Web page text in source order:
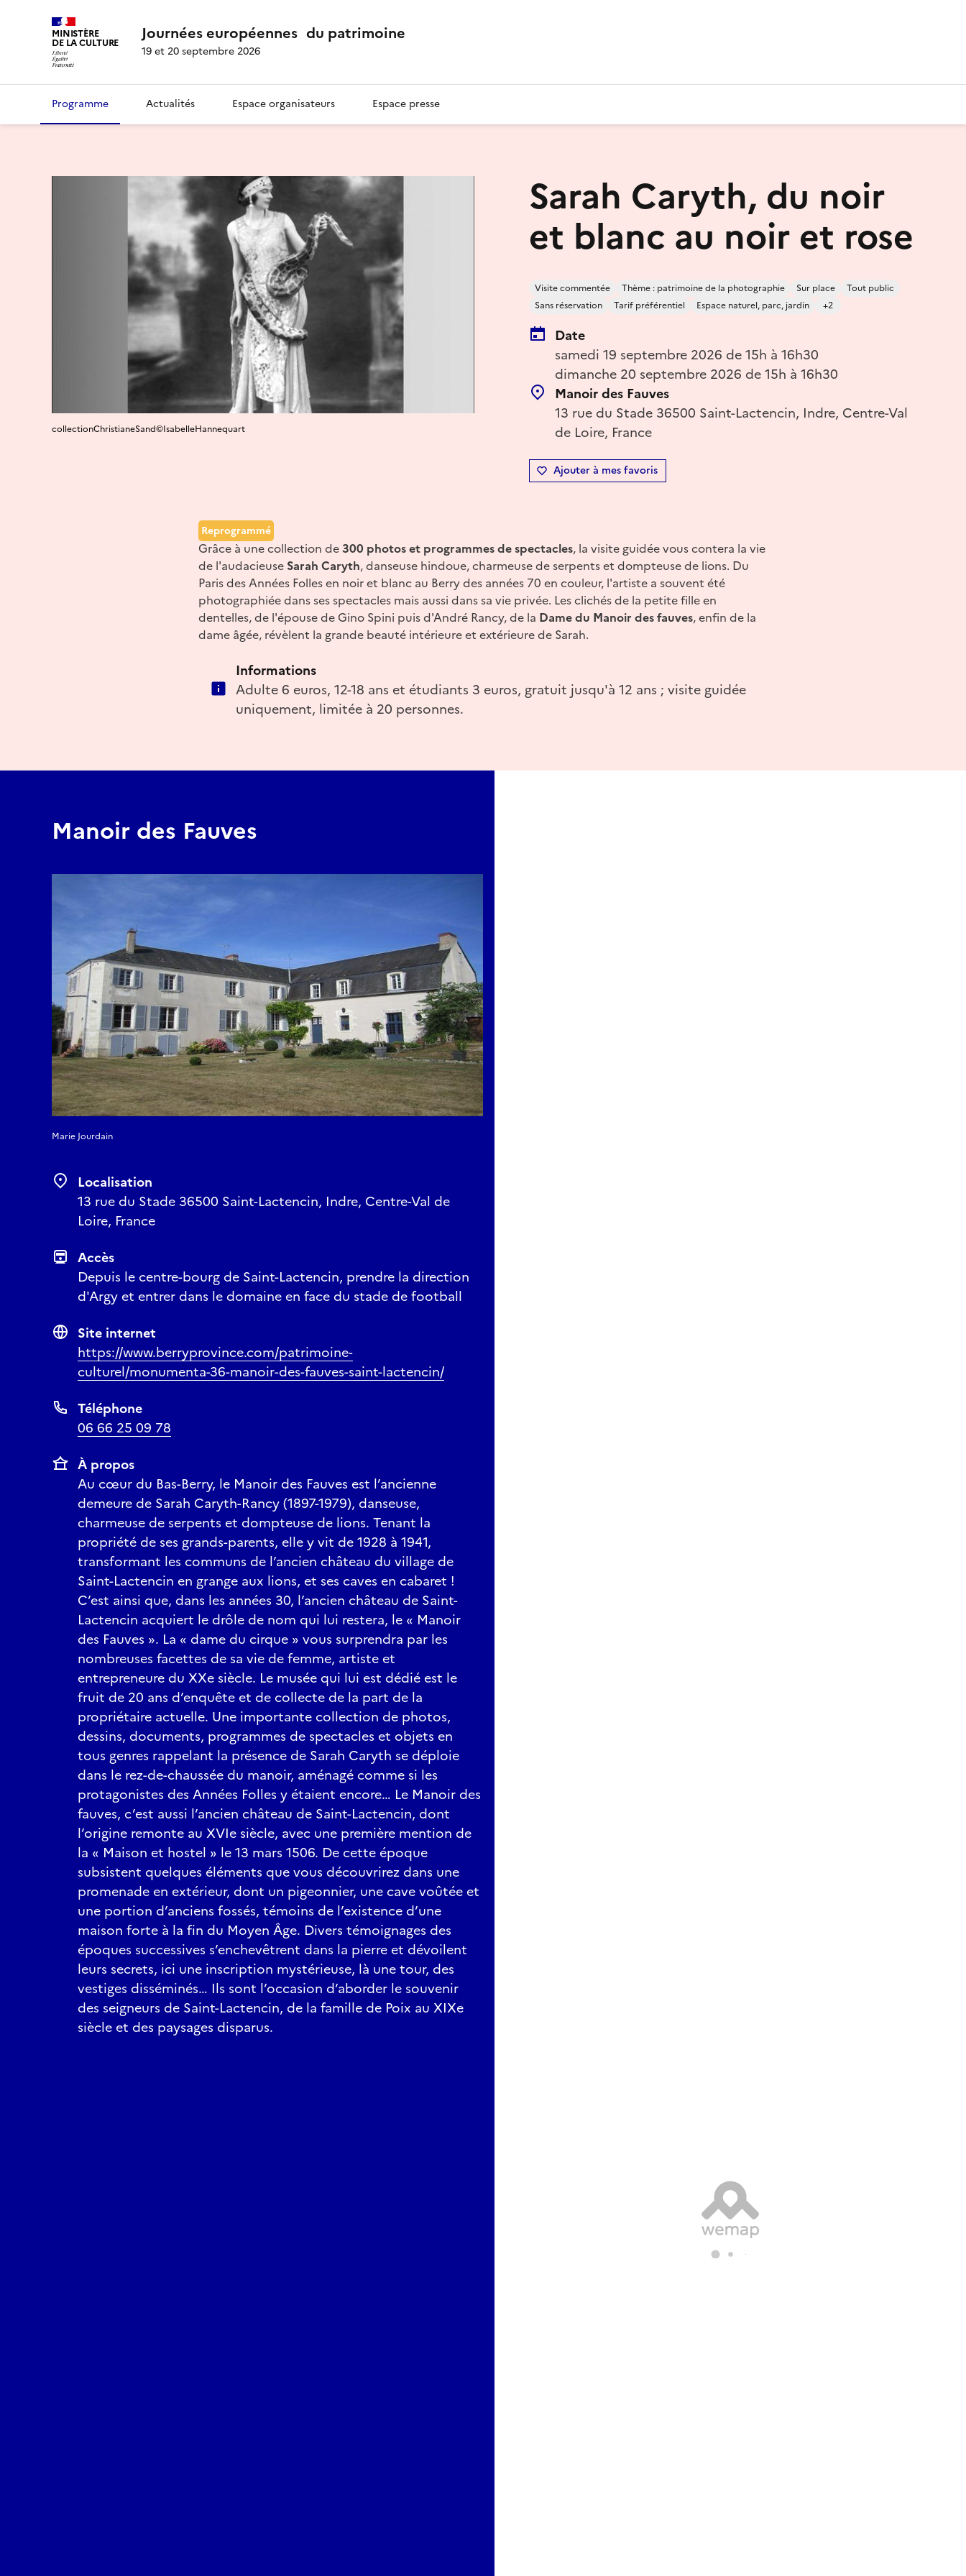
MINISTÈRE
DE LA CULTURE Journées européennes du patrimoine
19 et 20 septembre 2026
Programme Actualités Espace organisateurs Espace presse
Sarah Caryth, du noir
et blanc au noir et rose
Visite commentée Thème : patrimoine de la photographie Sur place
Tout public
Sans réservation
Tarif préférentiel Espace naturel, parc, jardin +2
Date
samedi 19 septembre 2026 de 15h à 16h30
dimanche 20 septembre 2026 de 15h à 16h30
Manoir des Fauves
13 rue du Stade 36500 Saint-Lactencin, Indre, Centre-Val
de Loire, France
Ajouter à mes favoris
collectionChristianeSand©IsabelleHannequart
Reprogrammé
Grâce à une collection de300 photos et programmes de spectacles, la visite guidée vous contera la vie
de l'audacieuse Sarah Caryth, danseuse hindoue, charmeuse de serpents et dompteuse de lions. Du
Paris des Années Folles en noir et blanc au Berry des années 70 en couleur, l'artiste a souvent été
photographiée dans ses spectacles mais aussi dans sa vie privée. Les clichés de la petite fille en
dentelles, de l'épouse de Gino Spini puis d'André Rancy, de la Dame du Manoir des fauves, enfin de la
dame âgée, révèlent la grande beauté intérieure et extérieure de Sarah.
Informations
Adulte 6 euros, 12-18 ans et étudiants 3 euros, gratuit jusqu'à 12 ans ; visite guidée
uniquement, limitée à 20 personnes.
Manoir des Fauves
Marie Jourdain
Localisation
13 rue du Stade 36500 Saint-Lactencin, Indre, Centre-Val de
Loire, France
Accès
Depuis le centre-bourg de Saint-Lactencin, prendre la direction
d'Argy et entrer dans le domaine en face du stade de football
Site internet
https://www.berryprovince.com/patrimoine-
culturel/monumenta-36-manoir-des-fauves-saint-lactencin/
Téléphone
06 66 25 09 78
À propos
Au cœur du Bas-Berry, le Manoir des Fauves est l’ancienne
demeure de Sarah Caryth-Rancy (1897-1979), danseuse,
charmeuse de serpents et dompteuse de lions. Tenant la
propriété de ses grands-parents, elle y vit de 1928 à 1941,
transformant les communs de l’ancien château du village de
Saint-Lactencin en grange aux lions, et ses caves en cabaret !
C’est ainsi que, dans les années 30, l’ancien château de Saint-
Lactencin acquiert le drôle de nom qui lui restera, le « Manoir
des Fauves ». La « dame du cirque » vous surprendra par les
nombreuses facettes de sa vie de femme, artiste et
entrepreneure du XXe siècle. Le musée qui lui est dédié est le
fruit de 20 ans d’enquête et de collecte de la part de la
propriétaire actuelle. Une importante collection de photos,
dessins, documents, programmes de spectacles et objets en
tous genres rappelant la présence de Sarah Caryth se déploie
dans le rez-de-chaussée du manoir, aménagé comme si les
protagonistes des Années Folles y étaient encore… Le Manoir des
fauves, c’est aussi l’ancien château de Saint-Lactencin, dont
l’origine remonte au XVIe siècle, avec une première mention de
la « Maison et hostel » le 13 mars 1506. De cette époque
subsistent quelques éléments que vous découvrirez dans une
promenade en extérieur, dont un pigeonnier, une cave voûtée et
une portion d’anciens fossés, témoins de l’existence d’une
maison forte à la fin du Moyen Âge. Divers témoignages des
époques successives s’enchevêtrent dans la pierre et dévoilent
leurs secrets, ici une inscription mystérieuse, là une tour, des
vestiges disséminés… Ils sont l’occasion d’aborder le souvenir
des seigneurs de Saint-Lactencin, de la famille de Poix au XIXe
siècle et des paysages disparus.